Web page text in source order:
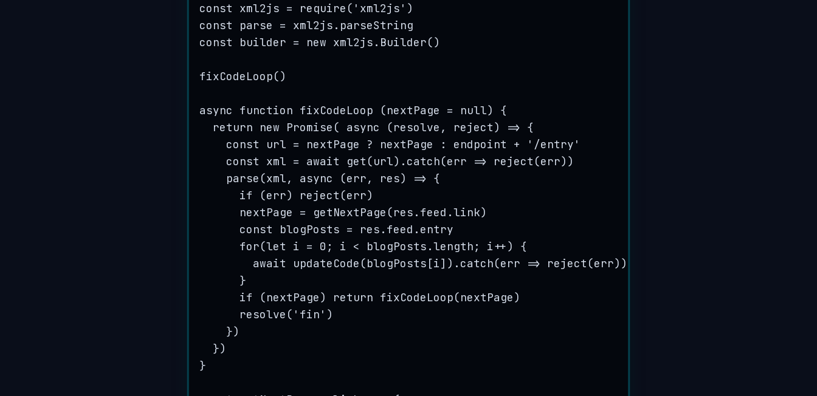
const
xml2js = require ( ' xml2js ' )
const
parse = xml2js . parseString
const
builder = new xml2js . Builder()
fixCodeLoop()
async function fixCodeLoop (nextPage = null)
{
return
new Promise ( async (resolve , reject) => {
const
url = nextPage ? nextPage : endpoint + ' /entry '
const
xml = await get (url) . catch(err => reject (err))
parse (xml, async (err, res) => {
if (err) reject (err)
nextPage
= getNextPage (res . feed .link)
const
blogPosts = res . feed . entry
for(let i = 0 ; i < blogPosts .length ; i++) {
await
updateCode (blogPosts [i]) . catch(err => reject (err))
}
if (nextPage) return fixCodeLoop(nextPage)
resolve ( ' fin ' )
})
})
}